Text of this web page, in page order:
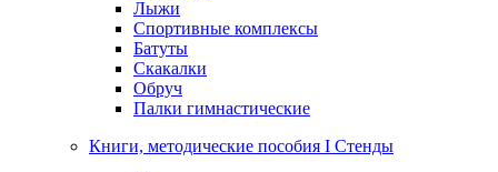
Лыжи
Спортивные комплексы
Батуты
Скакалки
Обруч
Палки гимнастические
Книги, методические пособия I Стенды